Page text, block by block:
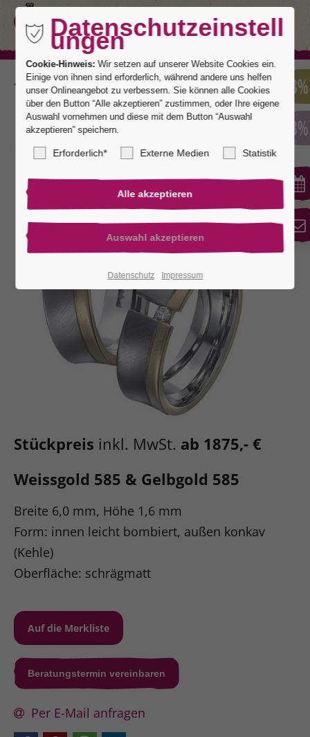
Zurück
Düsseldorf 1
Stückpreis inkl. MwSt. ab 1875,- €
Weissgold 585 & Gelbgold 585
Breite 6,0 mm, Höhe 1,6 mm
Form: innen leicht bombiert, außen konkav
(Kehle)
Oberfläche: schrägmatt
Beratungstermin vereinbaren
Per E-Mail anfragen
Datenschutzeinstell
ungen
Cookie-Hinweis: Wir setzen auf unserer Website Cookies ein.
Einige von ihnen sind erforderlich, während andere uns helfen
unser Onlineangebot zu verbessern. Sie können alle Cookies
über den Button “Alle akzeptieren” zustimmen, oder Ihre eigene
Auswahl vornehmen und diese mit dem Button “Auswahl
akzeptieren” speichern.
Erforderlich* Externe Medien Statistik
Datenschutz Impressum